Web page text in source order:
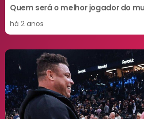
Quem será o melhor jogador do
há 2 anos